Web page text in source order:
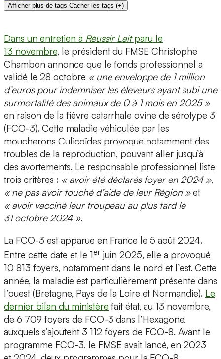
Afficher plus de tags Cacher les tags (+)
Dans un entretien à Réussir Laitparu le
13 novembre, le président du FMSE Christophe
Chambon annonce que le fonds professionnel a
validé le 28 octobre « une enveloppe de 1 million
d’euros pour indemniser les éleveurs ayant subi une
surmortalité des animaux de 0 à 1 mois en 2025 »
en raison de la fièvre catarrhale ovine de sérotype 3
(FCO-3). Cette maladie véhiculée par les
moucherons Culicoïdes provoque notamment des
troubles de la reproduction, pouvant aller jusqu’à
des avortements. Le responsable professionnel liste
trois critères : « avoir été déclarés foyer en 2024 »,
« ne pas avoir touché d’aide de leur Région »et
« avoir vacciné leur troupeau au plus tard le
31 octobre 2024 ».
La FCO-3 est apparue en France le 5 août 2024.
Entre cette date et le 1er juin 2025, elle a provoqué
10 813 foyers, notamment dans le nord et l’est. Cette
année, la maladie est particulièrement présente dans
l’ouest (Bretagne, Pays de la Loire et Normandie). Le
dernier bilan du ministère fait état, au 13 novembre,
de 6 709 foyers de FCO-3 dans l’Hexagone,
auxquels s’ajoutent 3 112 foyers de FCO-8. Avant le
programme FCO-3, le FMSE avait lancé, en 2023